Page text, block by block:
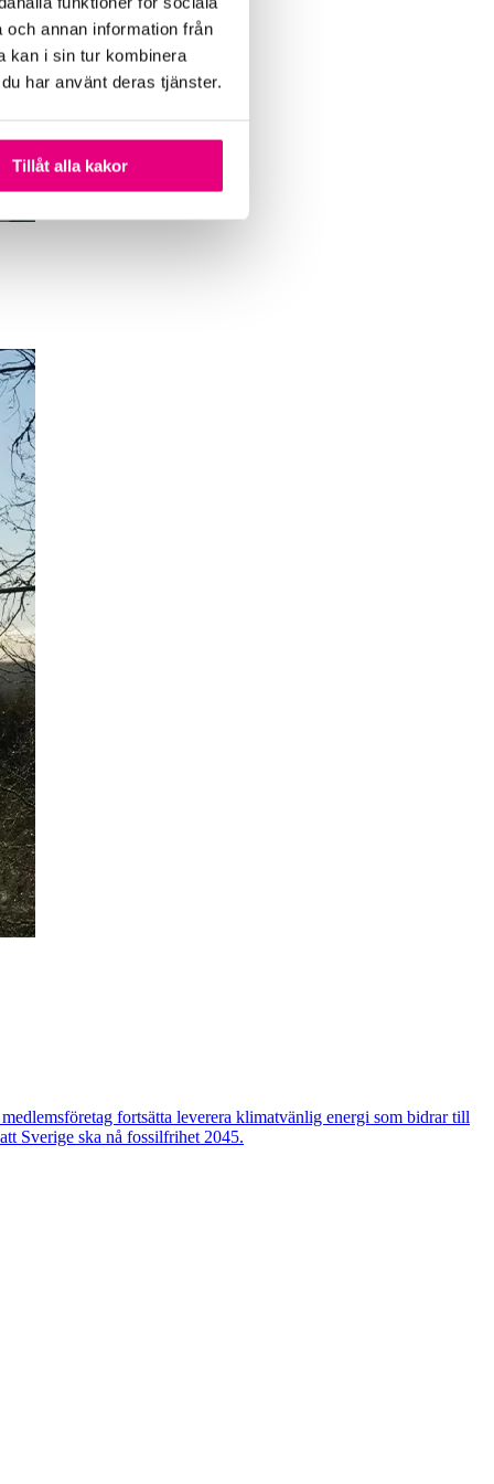
annan information från
kan i sin tur kombinera
har använt deras tjänster.
Tillåt alla kakor
fortsätta leverera klimatvänlig energi som bidrar till
Sverige ska nå fossilfrihet 2045.